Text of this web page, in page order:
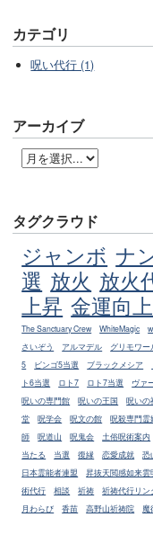
カテゴリ
呪い代行 (1)
アーカイブ
タグクラウド
ジャンボ ナ
選 放火 放火
上昇 金運向上
The Sanctuary Crew
WhiteMagic
さいぞう
アルマデル グリモワー
5
ビンゴ5当選 ブラックメシア
ト6当選
ロト7 ロト7当選 ヴァ
呪いの専門館
呪いの王国 呪いの
堂
呪学会 呪文の館 呪殺専門霊
師
呪道山 呪鬼会 土俗呪術案内
当たる
当選 復縁 恋愛成就 恐
日本霊能者連盟
昇抜天閲感如来雲
術代行
相談 祈祷 祈祷代行リン
月わらび
香苗 高野山祈祷院 魔